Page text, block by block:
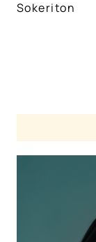
Sokeriton